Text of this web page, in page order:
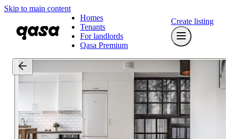
Skip to main content
Homes
Tenants
For landlords
Qasa Premium
Create listing